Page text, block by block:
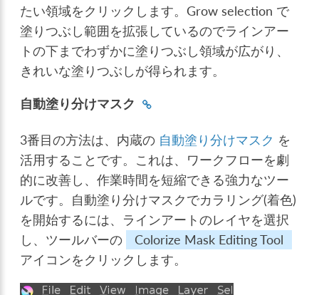
たい領域をクリックします。Grow selection で
塗りつぶし範囲を拡張しているのでラインアー
トの下までわずかに塗りつぶし領域が広がり、
きれいな塗りつぶしが得られます。
自動塗り分けマスク
3番目の方法は、内蔵の 自動塗り分けマスク を
活用することです。これは、ワークフローを劇
的に改善し、作業時間を短縮できる強力なツー
ルです。自動塗り分けマスクでカラリング(着色)
を開始するには、ラインアートのレイヤを選択
し、ツールバーの
Colorize Mask Editing Tool
アイコンをクリックします。